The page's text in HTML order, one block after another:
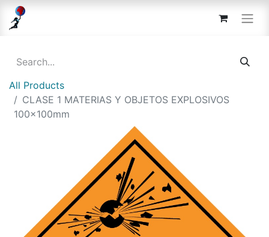
All Products
CLASE 1 MATERIAS Y OBJETOS EXPLOSIVOS
100x100mm